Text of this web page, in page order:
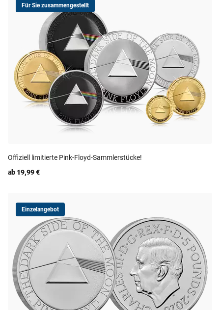
Für Sie zusammengestellt
Offiziell limitierte Pink-Floyd-Sammlerstücke!
ab 19,99 €
Einzelangebot